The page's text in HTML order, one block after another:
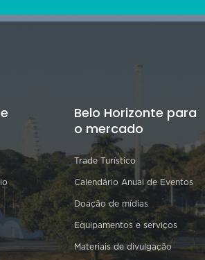
Belo Horizonte para
o mercado
Trade Turístico
Calendário Anual de Eventos
Doação de mídias
Equipamentos e serviços
Materiais de divulgação